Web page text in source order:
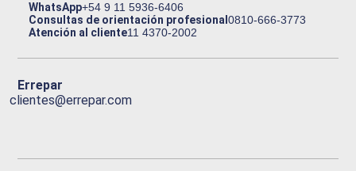
WhatsApp+54 9 11 5936-6406
Consultas de orientación profesional0810-666-3773
Atención al cliente11 4370-2002
Errepar
clientes@errepar.com